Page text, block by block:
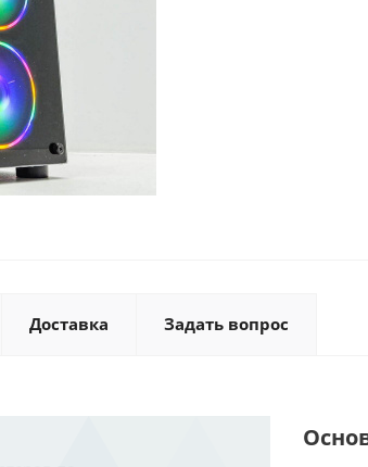
Доставка Задать вопрос